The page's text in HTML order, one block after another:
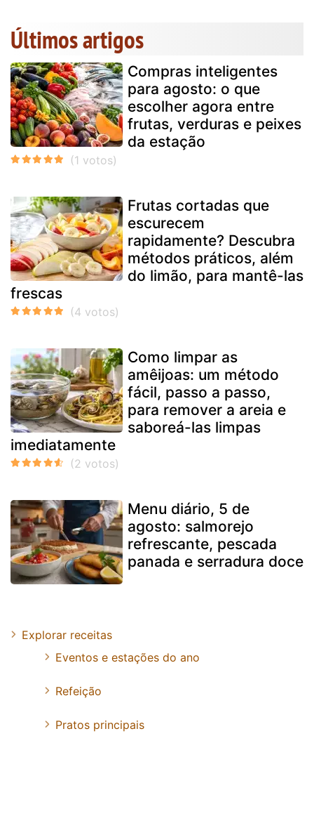
Últimos artigos
Compras inteligentes
para agosto: o que
escolher agora entre
frutas, verduras e peixes
da estação
Frutas cortadas que
escurecem
rapidamente? Descubra
métodos práticos, além
do limão, para mantê-las
frescas
Como limpar as
amêijoas: um método
fácil, passo a passo,
para remover a areia e
saboreá-las limpas
imediatamente
Menu diário, 5 de
agosto: salmorejo
refrescante, pescada
panada e serradura doce
Explorar receitas
Eventos e estações do ano
Refeição
Pratos principais